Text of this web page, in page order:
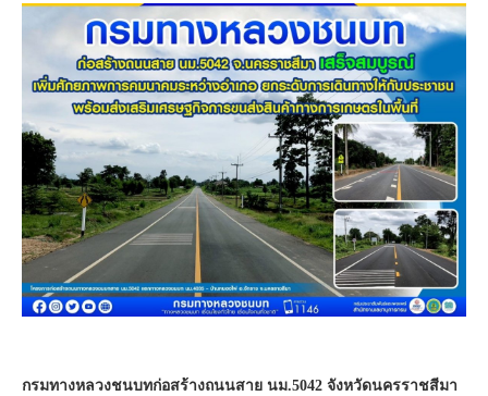
กรมทางหลวงชนบทก่อสร้างถนนสาย นม.5042 จังหวัดนครราชสีมา